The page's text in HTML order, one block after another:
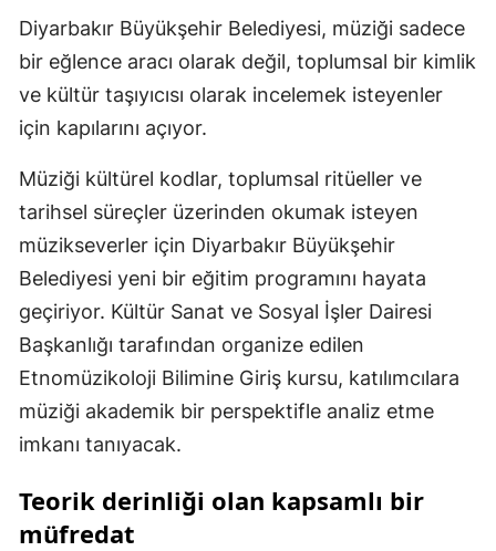
Diyarbakır Büyükşehir Belediyesi, müziği sadece
bir eğlence aracı olarak değil, toplumsal bir kimlik
ve kültür taşıyıcısı olarak incelemek isteyenler
için kapılarını açıyor.
Müziği kültürel kodlar, toplumsal ritüeller ve
tarihsel süreçler üzerinden okumak isteyen
müzikseverler için Diyarbakır Büyükşehir
Belediyesi yeni bir eğitim programını hayata
geçiriyor. Kültür Sanat ve Sosyal İşler Dairesi
Başkanlığı tarafından organize edilen
Etnomüzikoloji Bilimine Giriş kursu, katılımcılara
müziği akademik bir perspektifle analiz etme
imkanı tanıyacak.
Teorik derinliği olan kapsamlı bir
müfredat